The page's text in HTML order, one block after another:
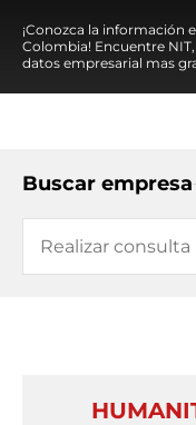
¡Conozca la información
Colombia! Encuentre
datos empresarial mas
Buscar empresa